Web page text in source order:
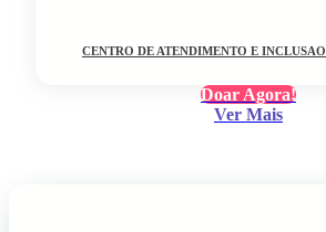
CENTRO DE ATENDIMENTO E
Doar Agora!
Ver Mais